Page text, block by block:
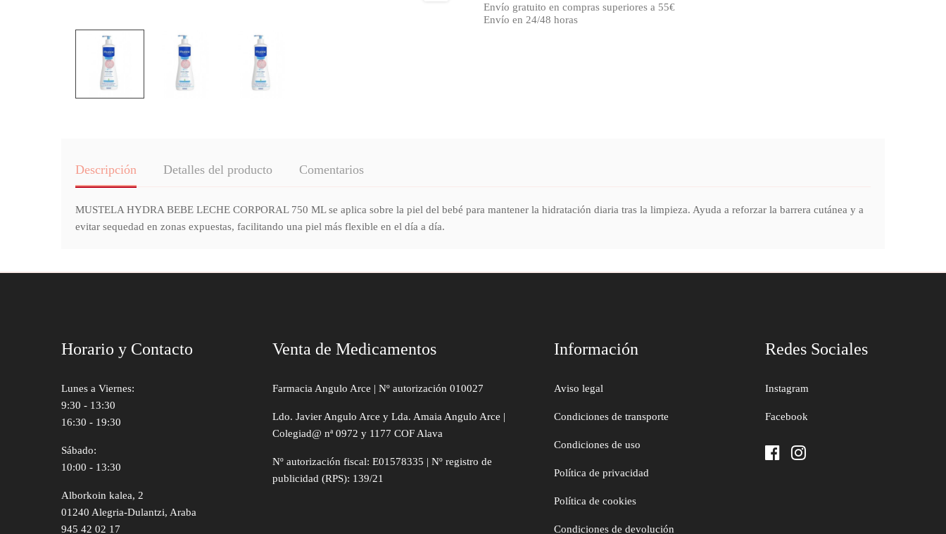
Envío gratuito en compras superiores a 55€
Envío en 24/48 horas
Descripción Detalles del producto Comentarios
MUSTELA HYDRA BEBE LECHE CORPORAL 750 ML se aplica sobre la piel del bebé para mantener la hidratación diaria tras la limpieza. Ayuda a reforzar la barrera cutánea y a
evitar sequedad en zonas expuestas, facilitando una piel más flexible en el día a día.
Horario y Contacto
Lunes a Viernes:
9:30 - 13:30
16:30 - 19:30
Sábado:
10:00 - 13:30
Alborkoin kalea, 2
01240 Alegria-Dulantzi, Araba
945 42 02 17
Venta de Medicamentos
Farmacia Angulo Arce | Nº autorización 010027
Ldo. Javier Angulo Arce y Lda. Amaia Angulo Arce |
Colegiad@ nª 0972 y 1177 COF Alava
Nº autorización fiscal: E01578335 | Nº registro de
publicidad (RPS): 139/21
Información
Aviso legal
Condiciones de transporte
Condiciones de uso
Política de privacidad
Política de cookies
Condiciones de devolución
Redes Sociales
Instagram
Facebook